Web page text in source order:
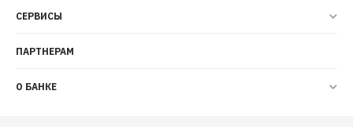
СЕРВИСЫ
ПАРТНЕРАМ
О БАНКЕ